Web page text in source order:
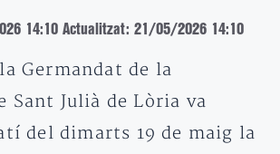
14:10 Actualitzat: 21/05/2026 14:10
Germandat de la
Sant Julià de Lòria va
del dimarts 19 de maig la